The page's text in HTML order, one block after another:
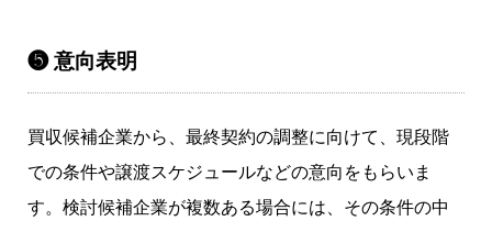
❺ 意向表明
買収候補企業から、最終契約の調整に向けて、現段階
での条件や譲渡スケジュールなどの意向をもらいま
す。検討候補企業が複数ある場合には、その条件の中